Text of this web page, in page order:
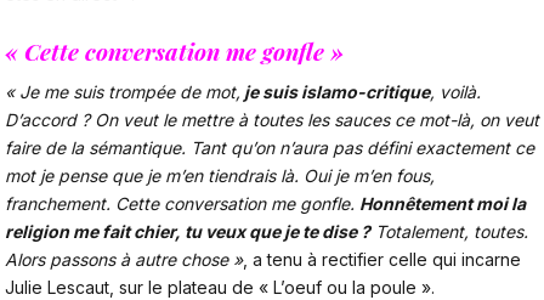
« Cette conversation me gonfle »
« Je me suis trompée de mot, je suis islamo-critique, voilà.
D’accord ? On veut le mettre à toutes les sauces ce mot-là, on veut
faire de la sémantique. Tant qu’on n’aura pas défini exactement ce
mot je pense que je m’en tiendrais là. Oui je m’en fous,
franchement. Cette conversation me gonfle. Honnêtement moi la
religion me fait chier, tu veux que je te dise ?Totalement, toutes.
Alors passons à autre chose », a tenu à rectifier celle qui incarne
Julie Lescaut, sur le plateau de « L’oeuf ou la poule ».